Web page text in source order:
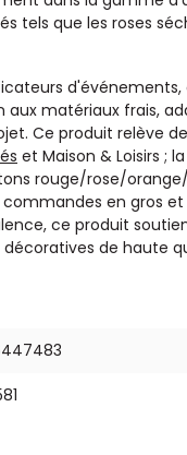
tels que les roses
matériaux frais,
Ce produit relève
et Maison & Loisirs ;
rouge/rose/
en gros et
ce produit
de haute